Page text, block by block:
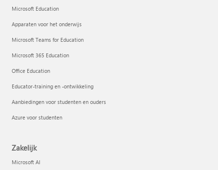
Microsoft Education
Apparaten voor het onderwijs
Microsoft Teams for Education
Microsoft 365 Education
Office Education
Educator-training en -ontwikkeling
Aanbiedingen voor studenten en ouders
Azure voor studenten
Zakelijk
Microsoft AI